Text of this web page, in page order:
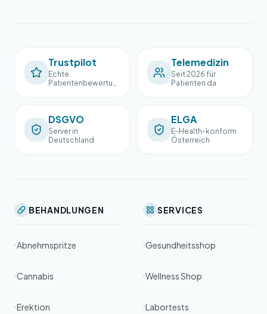
Trustpilot
Echte
Patientenbewertun
Telemedizin
Seit 2026 für
Patienten da
DSGVO
Server in
Deutschland
ELGA
E-Health-konform
Österreich
BEHANDLUNGEN
Abnehmspritze
Cannabis
Erektion
SERVICES
Gesundheitsshop
Wellness Shop
Labortests